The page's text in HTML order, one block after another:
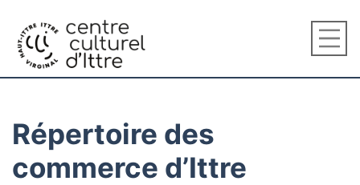
Répertoire des
commerce d’Ittre